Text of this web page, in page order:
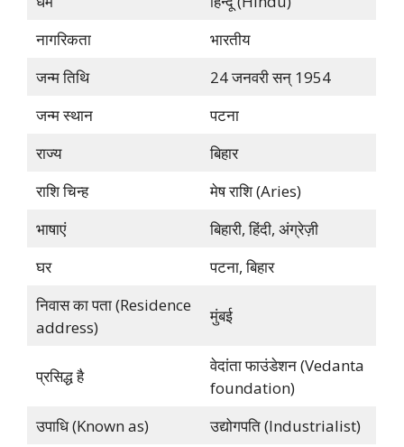
नागरिकता
भारतीय
जन्म तिथि
24 जनवरी सन् 1954
जन्म स्थान
पटना
राज्य
बिहार
राशि चिन्ह
मेष राशि (Aries)
भाषाएं
बिहारी, हिंदी, अंग्रेज़ी
घर
पटना, बिहार
निवास का पता (Residence
address)
मुंबई
प्रसिद्ध है
वेदांता फाउंडेशन (Vedanta
foundation)
उपाधि (Known as)
उद्योगपति (Industrialist)